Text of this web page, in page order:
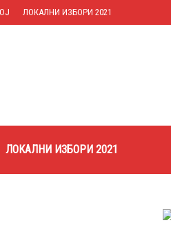
ЛОКАЛНИ ИЗБОРИ 2021
ЛОКАЛНИ ИЗБОРИ 2021